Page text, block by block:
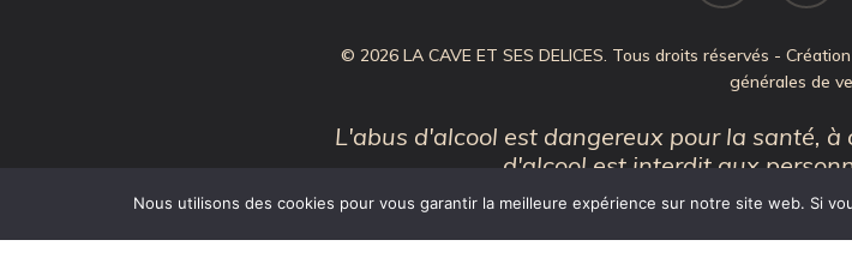
© 2026 LA CAVE ET SES DELICES. Tous droits réservés - Création
générales de
L'abus d'alcool est dangereux pour la santé,
d'alcool est interdit aux
Nous utilisons des cookies pour vous garantir la meilleure expérience sur notre site web. Si